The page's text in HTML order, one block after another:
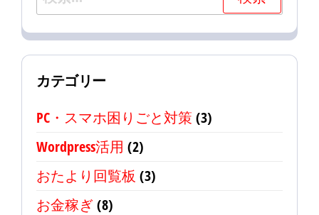
索:
カテゴリー
PC・スマホ困りごと対策 (3)
Wordpress活用 (2)
おたより回覧板 (3)
お金稼ぎ (8)